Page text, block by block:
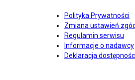
Polityka Prywatności
Zmiana ustawień zgód
Regulamin serwisu
Informacje o nadawcy
Deklaracja